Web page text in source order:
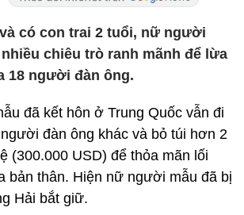
có con trai 2 tuổi, nữ người
chiêu trò ranh mãnh để lừa
18 người đàn ông.
đã kết hôn ở Trung Quốc vẫn đi
đàn ông khác và bỏ túi hơn 2
(300.000 USD) để thỏa mãn lối
bản thân. Hiện nữ người mẫu đã bị
Hải bắt giữ.